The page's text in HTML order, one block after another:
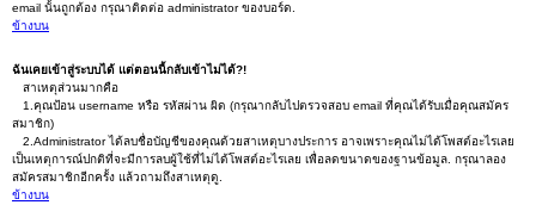
email นั้นถูกต้อง กรุณาติดต่อ administrator ของบอร์ด.
ข้างบน
ฉันเคยเข้าสู่ระบบได้ แต่ตอนนี้กลับเข้าไม่ได้?!
สาเหตุส่วนมากคือ
1.คุณป้อน username หรือ รหัสผ่าน ผิด (กรุณากลับไปตรวจสอบ email ที่คุณได้รับเมื่อคุณสมัคร
สมาชิก)
2.Administrator ได้ลบชื่อบัญชีของคุณด้วยสาเหตุบางประการ อาจเพราะคุณไม่ได้โพสต์อะไรเลย
เป็นเหตุการณ์ปกติที่จะมีการลบผู้ใช้ที่ไม่ได้โพสต์อะไรเลย เพื่อลดขนาดของฐานข้อมูล. กรุณาลอง
สมัครสมาชิกอีกครั้ง แล้วถามถึงสาเหตุดู.
ข้างบน